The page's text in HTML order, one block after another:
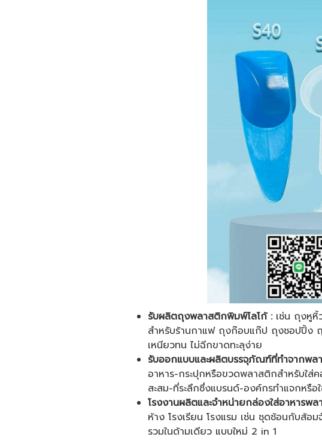
รับผลิตถุงพลาสติกพิมพ์โลโก้ :เช่น ถุงหูหิ้
สำหรับร้านกาแฟ ถุงก๊อบแก๊ป ถุงชอปปิ้ง
เหนียวทน ไม่ฉีกขาดทะลุง่าย
รับออกแบบและผลิตบรรจุภัณฑ์ที่ทำจากพล
อาหาร-กระปุกหรือขวดพลาสติกสำหรับใ
สะสม-ที่ระลึกซึ่งแบรนด์-องค์กรทำแจกหรือ
โรงงานผลิตและจำหน่ายกล่องใส่อาหาร
ห้าง โรงเรียน โรงแรม เช่น ชุดช้อนกับส้
รวมในด้ามเดียว แบบใหม่ 2 in 1